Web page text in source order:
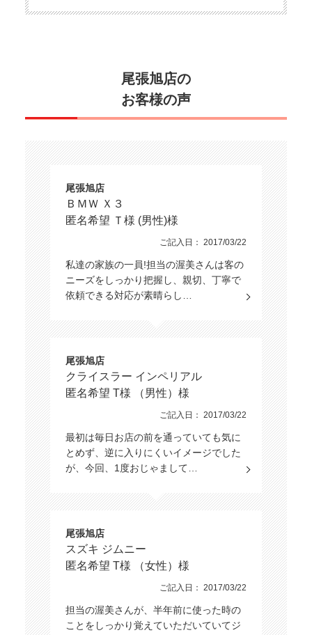
尾張旭店の
お客様の声
尾張旭店
ＢＭＷ Ｘ３
匿名希望 Ｔ様 (男性)様
ご記入日： 2017/03/22
私達の家族の一員!担当の渥美さんは客の
ニーズをしっかり把握し、親切、丁寧で
依頼できる対応が素晴らし…
尾張旭店
クライスラー インペリアル
匿名希望 T様 （男性）様
ご記入日： 2017/03/22
最初は毎日お店の前を通っていても気に
とめず、逆に入りにくいイメージでした
が、今回、1度おじゃまして…
尾張旭店
スズキ ジムニー
匿名希望 T様 （女性）様
ご記入日： 2017/03/22
担当の渥美さんが、半年前に使った時の
ことをしっかり覚えていただいていてジ